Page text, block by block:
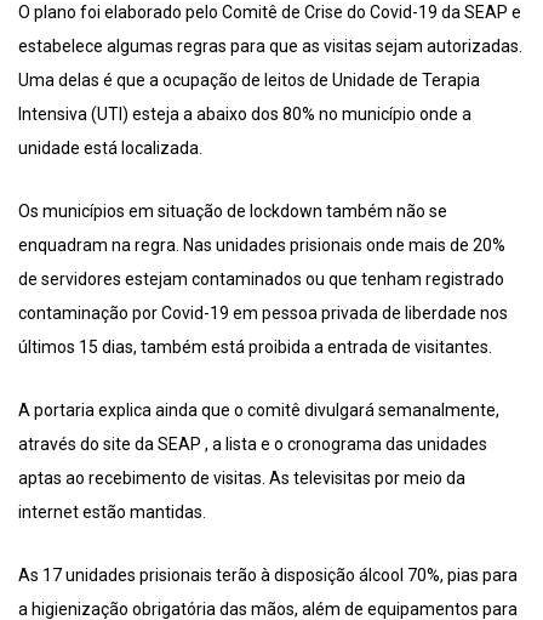
O plano foi elaborado pelo Comitê de Crise do Covid-19 da SEAP e
estabelece algumas regras para que as visitas sejam autorizadas.
Uma delas é que a ocupação de leitos de Unidade de Terapia
Intensiva (UTI) esteja a abaixo dos 80% no município onde a
unidade está localizada.
Os municípios em situação de lockdown também não se
enquadram na regra. Nas unidades prisionais onde mais de 20%
de servidores estejam contaminados ou que tenham registrado
contaminação por Covid-19 em pessoa privada de liberdade nos
últimos 15 dias, também está proibida a entrada de visitantes.
A portaria explica ainda que o comitê divulgará semanalmente,
através do site da SEAP , a lista e o cronograma das unidades
aptas ao recebimento de visitas. As televisitas por meio da
internet estão mantidas.
As 17 unidades prisionais terão à disposição álcool 70%, pias para
a higienização obrigatória das mãos, além de equipamentos para